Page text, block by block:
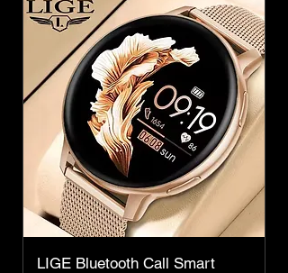
LIGE Bluetooth Call Smart